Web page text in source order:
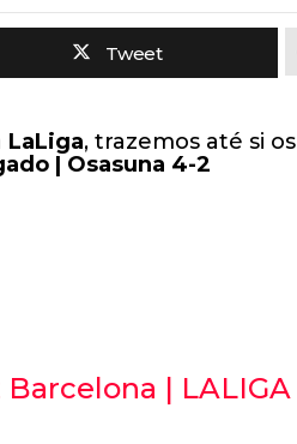
Tweet
LaLiga, trazemos até si os
| Osasuna 4-2
| LALIGA